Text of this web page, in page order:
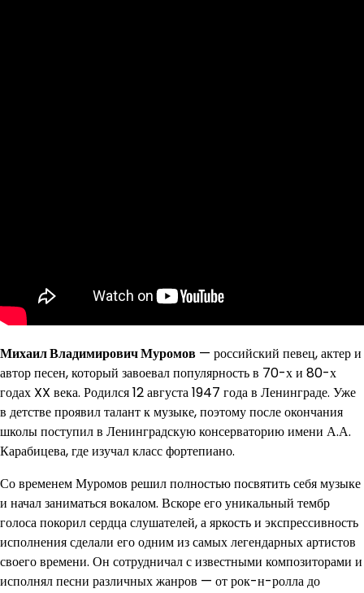
Михаил Владимирович Муромов — российский певец, актер и
автор песен, который завоевал популярность в 70-х и 80-х
годах XX века. Родился 12 августа 1947 года в Ленинграде. Уже
в детстве проявил талант к музыке, поэтому после окончания
школы поступил в Ленинградскую консерваторию имени А.А.
Карабицева, где изучал класс фортепиано.
Со временем Муромов решил полностью посвятить себя музыке
и начал заниматься вокалом. Вскоре его уникальный тембр
голоса покорил сердца слушателей, а яркость и экспрессивность
исполнения сделали его одним из самых легендарных артистов
своего времени. Он сотрудничал с известными композиторами и
исполнял песни различных жанров — от рок-н-ролла до